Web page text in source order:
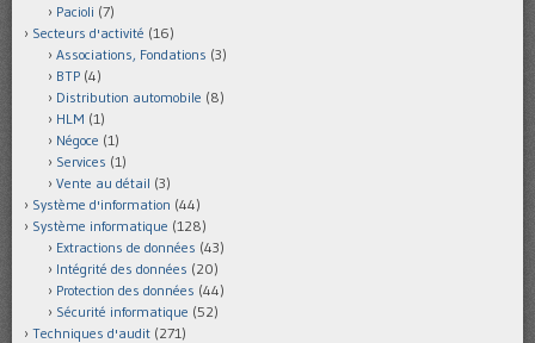
Pacioli (7)
Secteurs d'activité (16)
Associations, Fondations (3)
BTP (4)
Distribution automobile (8)
HLM (1)
Négoce (1)
Services (1)
Vente au détail (3)
Système d'information (44)
Système informatique (128)
Extractions de données (43)
Intégrité des données (20)
Protection des données (44)
Sécurité informatique (52)
Techniques d'audit (271)